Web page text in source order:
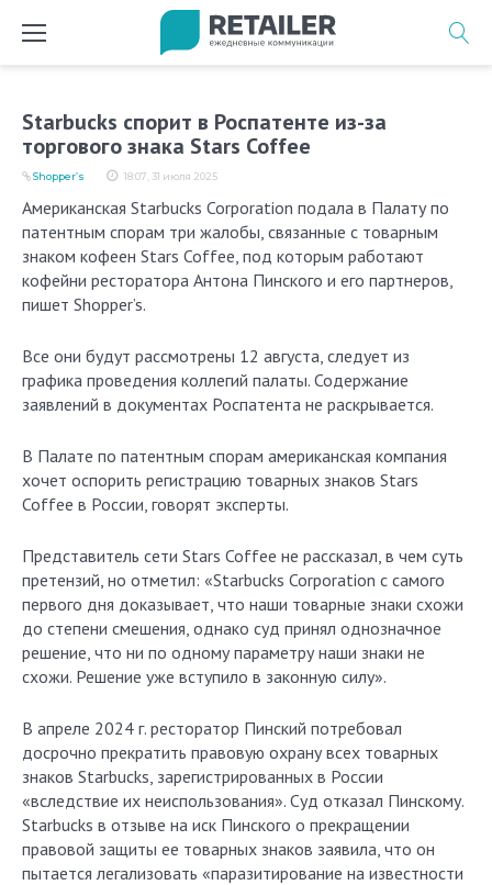
Starbucks спорит в Роспатенте из-за
торгового знака Stars Coffee
18:07, 31 июля 2025
Shopper’s
Американская Starbucks Corporation подала в Палату по
патентным спорам три жалобы, связанные с товарным
знаком кофеен Stars Coffee, под которым работают
кофейни ресторатора Антона Пинского и его партнеров,
пишет Shopper’s.
Все они будут рассмотрены 12 августа, следует из
графика проведения коллегий палаты. Содержание
заявлений в документах Роспатента не раскрывается.
В Палате по патентным спорам американская компания
хочет оспорить регистрацию товарных знаков Stars
Coffee в России, говорят эксперты.
Представитель сети Stars Coffee не рассказал, в чем суть
претензий, но отметил: «Starbucks Corporation с самого
первого дня доказывает, что наши товарные знаки схожи
до степени смешения, однако суд принял однозначное
решение, что ни по одному параметру наши знаки не
схожи. Решение уже вступило в законную силу».
В апреле 2024 г. ресторатор Пинский потребовал
досрочно прекратить правовую охрану всех товарных
знаков Starbucks, зарегистрированных в России
«вследствие их неиспользования». Суд отказал Пинскому.
Starbucks в отзыве на иск Пинского о прекращении
правовой защиты ее товарных знаков заявила, что он
пытается легализовать «паразитирование на известности